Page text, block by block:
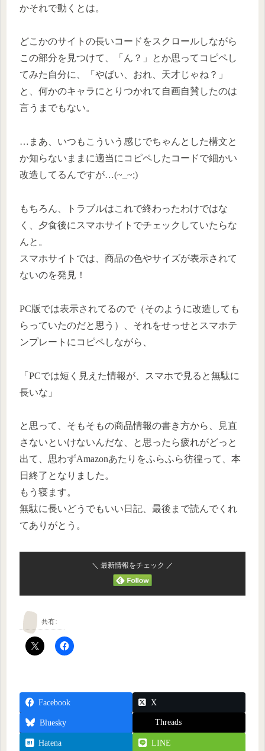
かそれで動くとは。
どこかのサイトの長いコードをスクロールしながら
この部分を見つけて、「ん？」とか思ってコピペし
てみた自分に、「やばい、おれ、天才じゃね？」
と、何かのキャラにとりつかれて自画自賛したのは
言うまでもない。
…まあ、いつもこういう感じでちゃんとした構文と
か知らないままに適当にコピペしたコードで細かい
改造してるんですが…(~_~;)
もちろん、トラブルはこれで終わったわけではな
く、夕食後にスマホサイトでチェックしていたらな
んと。
スマホサイトでは、商品の色やサイズが表示されて
ないのを発見！
PC版では表示されてるので（そのように改造しても
らっていたのだと思う）、それをせっせとスマホテ
ンプレートにコピペしながら、
「PCでは短く見えた情報が、スマホで見ると無駄に
長いな」
と思って、そもそもの商品情報の書き方から、見直
さないといけないんだな、と思ったら疲れがどっと
出て、思わずAmazonあたりをふらふら彷徨って、本
日終了となりました。
もう寝ます。
無駄に長いどうでもいい日記、最後まで読んでくれ
てありがとう。
＼ 最新情報をチェック ／
共有:
Facebook X
Bluesky Threads
Hatena LINE